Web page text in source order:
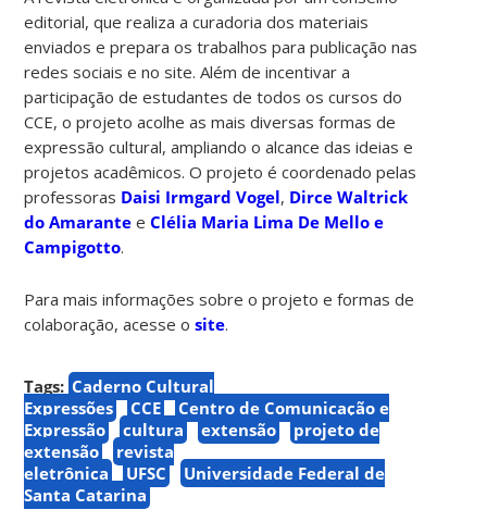
editorial, que realiza a curadoria dos materiais
enviados e prepara os trabalhos para publicação nas
redes sociais e no site.Além de incentivar a
participação de estudantes de todos os cursos do
CCE, o projeto acolhe as mais diversas formas de
expressão cultural, ampliando o alcance das ideias e
projetos acadêmicos. O projeto é coordenado pelas
professoras Daisi Irmgard Vogel, Dirce Waltrick
do Amarante eClélia Maria Lima De Mello e
Campigotto.
Para mais informações sobre o projeto e formas de
colaboração, acesse osite.
Tags: Caderno Cultural
Expressões
CCE
Centro de Comunicação e
Expressão
cultura extensão
projeto de
extensão
revista
eletrônica
UFSC
Universidade Federal de
Santa Catarina